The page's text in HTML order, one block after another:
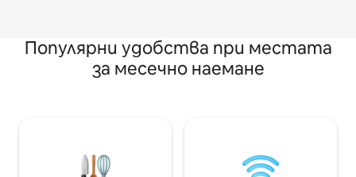
Популярни удобства при местата
за месечно наемане